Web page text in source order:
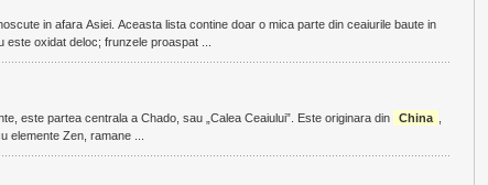
in afara Asiei. Aceasta lista contine doar o mica parte din ceaiurile baute in
este oxidat deloc; frunzele proaspat ...
este partea centrala a Chado, sau „Calea Ceaiului”. Este originara din China
elemente Zen, ramane ...